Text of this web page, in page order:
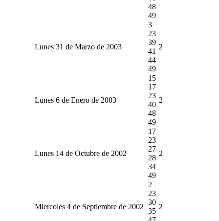
48
49
Lunes 31 de Marzo de 2003
3
23
39
41
44
49
2
Lunes 6 de Enero de 2003
15
17
23
40
48
49
2
Lunes 14 de Octubre de 2002
17
23
27
28
34
49
2
Miercoles 4 de Septiembre de 2002
2
23
30
35
2